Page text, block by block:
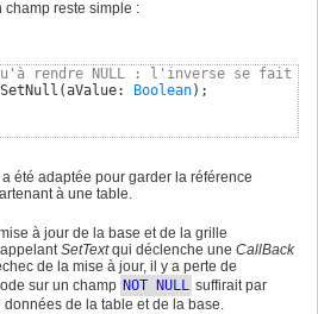
(aStatement: PStatement;
elles-mêmes
; 0 si NULL ; n si BLOB ou UTF-
aStatement: PStatement;
(aStatement: PStatement;
aStatement: PStatement;
aStatement: PStatement;
TValidateEntryEvent;
(aValue: Boolean);
(aValue: string) ;
(aValue: string
(aValue: int64);
int64;
( aValue: Double);
Double;
(aValue: Boolean);
champ reste simple :
rendre NULL : l'inverse se fait en
(aValue: Boolean)
car mot réservé
a été adaptée pour garder la référence
à une table.
à jour de la base et de la grille
SetTextqui déclenche une CallBack
de la mise à jour, il y a perte de
sur un champ NOT NULL suffirait par
de la table et de la base.